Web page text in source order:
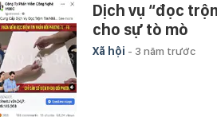
Dịch vụ “đọc
cho sự tò mò
Xã hội - 3 năm trước